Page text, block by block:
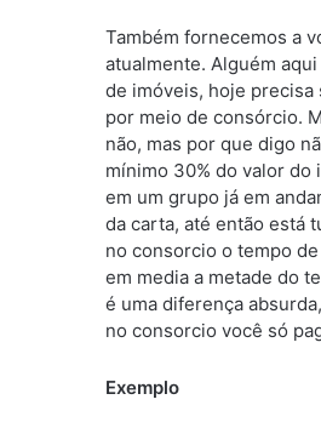
Também fornecemos a
atualmente. Alguém
de imóveis, hoje precisa
por meio de consórcio.
não, mas por que digo
mínimo 30% do valor
em um grupo já em
da carta, até então está
no consorcio o tempo
em media a metade do
é uma diferença
no consorcio você só
Exemplo